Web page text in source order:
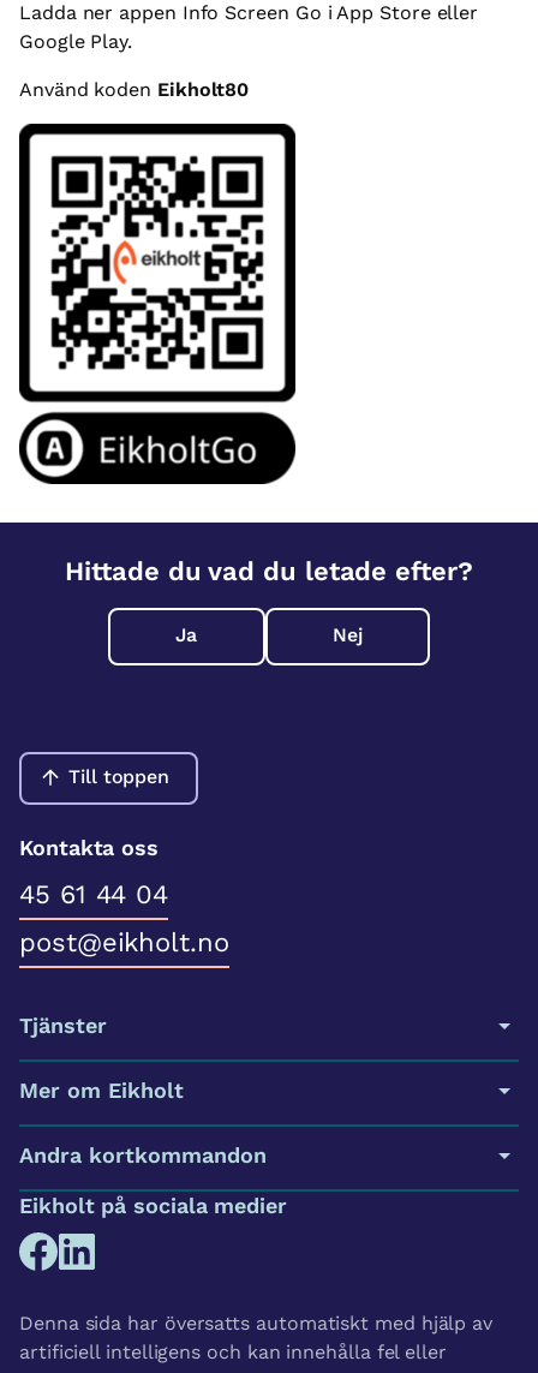
Ladda ner appen Info Screen Go i App Store eller
Google Play.
Använd koden Eikholt80
Hittade du vad du letade efter?
Ja Nej
Till toppen
Kontakta oss
45 61 44 04
post@eikholt.no
Tjänster
Mer om Eikholt
Andra kortkommandon
Eikholt på sociala medier
Denna sida har översatts automatiskt med hjälp av
artificiell intelligens och kan innehålla fel eller